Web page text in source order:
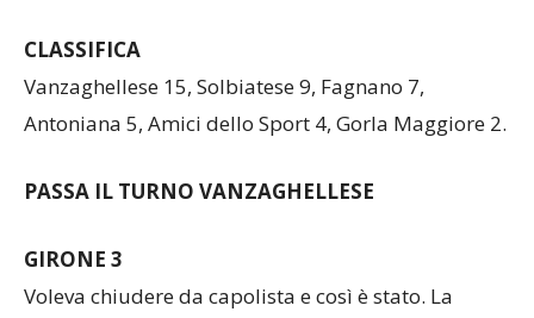
CLASSIFICA
Vanzaghellese 15, Solbiatese 9, Fagnano 7,
GIRONE 3